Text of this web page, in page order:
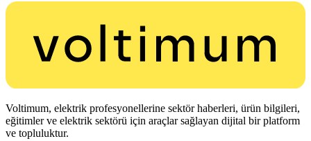
Voltimum, elektrik profesyonellerine sektör haberleri, ürün bilgileri,
eğitimler ve elektrik sektörü için araçlar sağlayan dijital bir platform
ve topluluktur.